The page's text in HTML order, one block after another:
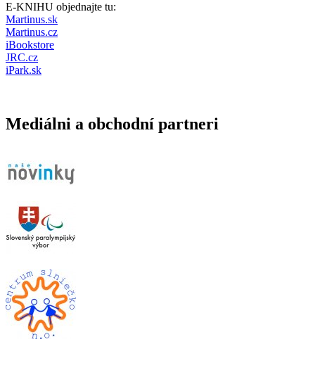
E-KNIHU objednajte tu:
Martinus.sk
Martinus.cz
iBookstore
JRC.cz
iPark.sk
Mediálni a obchodní partneri